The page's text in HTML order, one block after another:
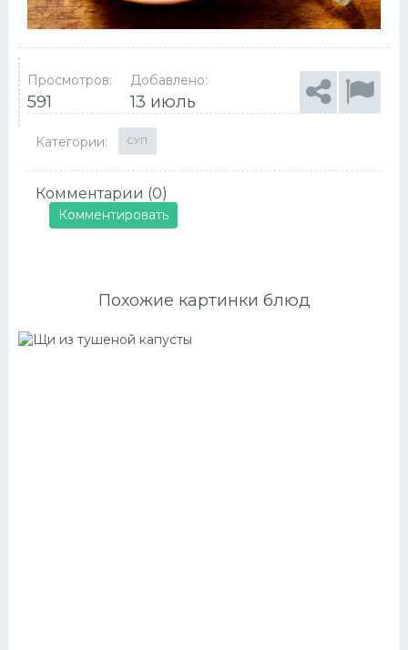
Просмотров:
591
Добавлено:
13 июль
Категории: СУП
Комментарии (0)
Комментировать
Похожие картинки блюд